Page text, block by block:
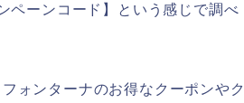
ペーンコード】という感じで調べ
ォンターナのお得なクーポンやク